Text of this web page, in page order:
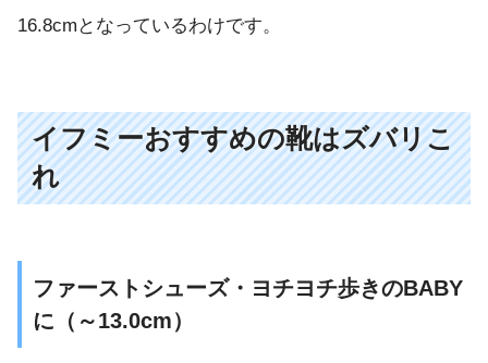
16.8cmとなっているわけです。
イフミーおすすめの靴はズバリこ
れ
ファーストシューズ・ヨチヨチ歩きのBABY
に（～13.0cm）